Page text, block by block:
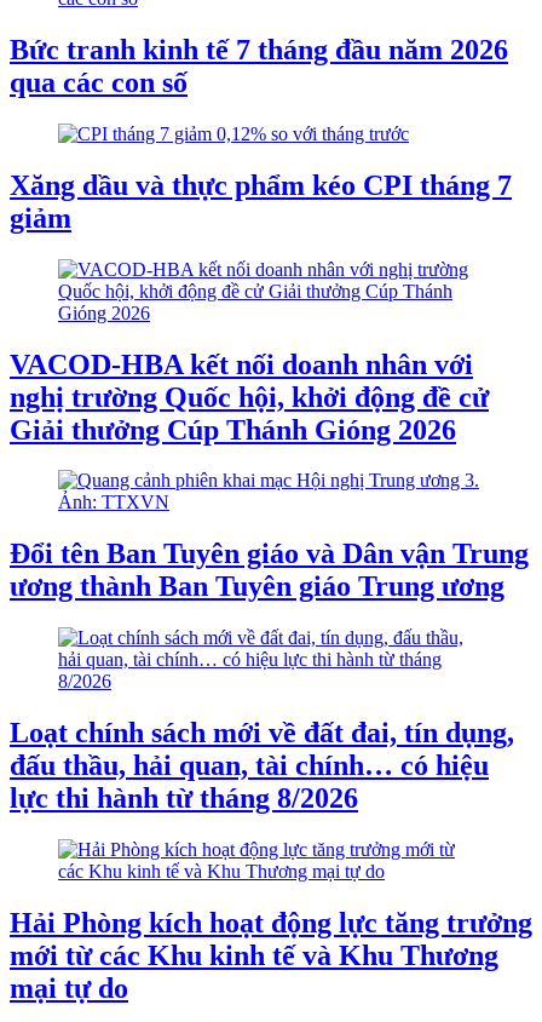
Bức tranh kinh tế 7 tháng đầu năm 2026
qua các con số
Xăng dầu và thực phẩm kéo CPI tháng 7
giảm
VACOD-HBA kết nối doanh nhân với
nghị trường Quốc hội, khởi động đề cử
Giải thưởng Cúp Thánh Gióng 2026
Đổi tên Ban Tuyên giáo và Dân vận Trung
ương thành Ban Tuyên giáo Trung ương
Loạt chính sách mới về đất đai, tín dụng,
đấu thầu, hải quan, tài chính… có hiệu
lực thi hành từ tháng 8/2026
Hải Phòng kích hoạt động lực tăng trưởng
mới từ các Khu kinh tế và Khu Thương
mại tự do